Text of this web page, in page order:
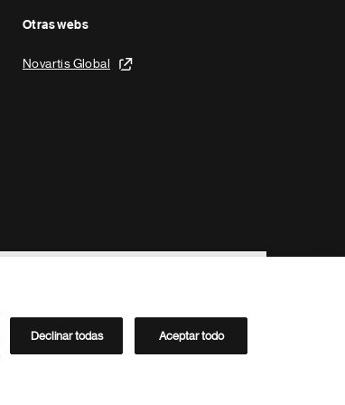
Otras webs
Novartis Global
Directorio de Novartis
Declinar todas Aceptar todo